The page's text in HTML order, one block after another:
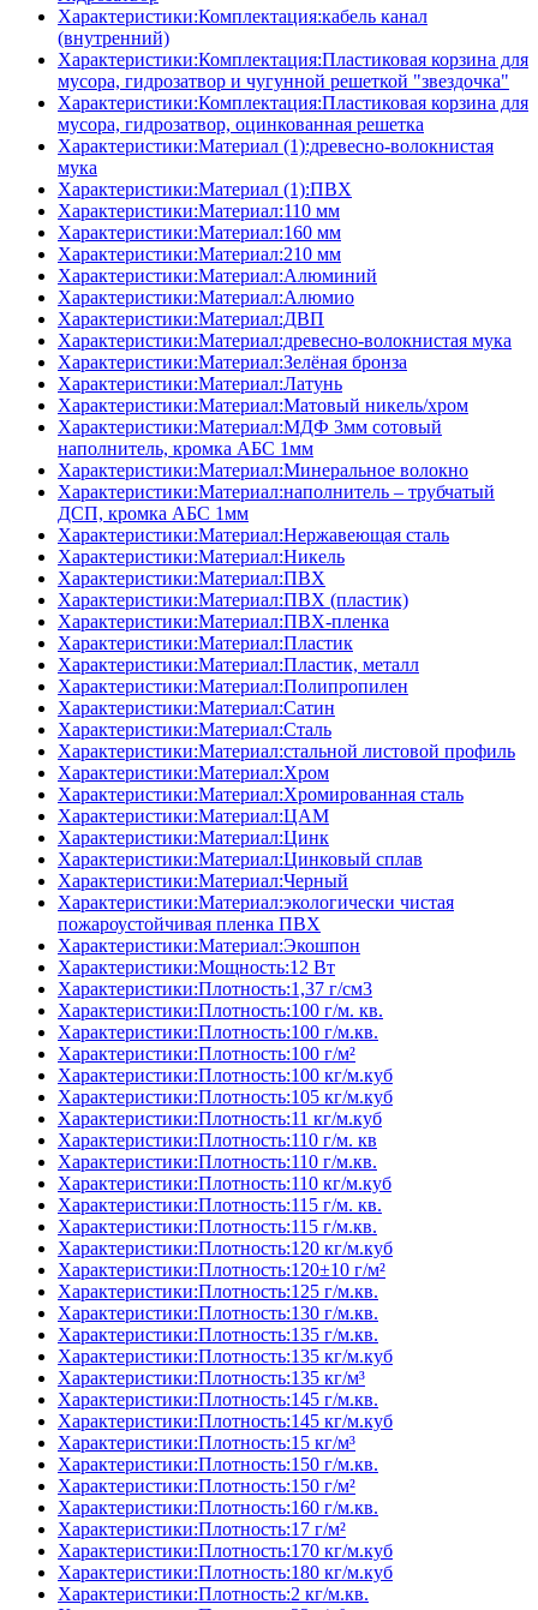
Характеристики:Комплектация:кабель канал
(внутренний)
Характеристики:Комплектация:Пластиковая корзина для
мусора, гидрозатвор и чугунной решеткой "звездочка"
Характеристики:Комплектация:Пластиковая корзина для
мусора, гидрозатвор, оцинкованная решетка
Характеристики:Материал (1):древесно-волокнистая
мука
Характеристики:Материал (1):ПВХ
Характеристики:Материал:110 мм
Характеристики:Материал:160 мм
Характеристики:Материал:210 мм
Характеристики:Материал:Алюминий
Характеристики:Материал:Алюмио
Характеристики:Материал:ДВП
Характеристики:Материал:древесно-волокнистая мука
Характеристики:Материал:Зелёная бронза
Характеристики:Материал:Латунь
Характеристики:Материал:Матовый никель/хром
Характеристики:Материал:МДФ 3мм сотовый
наполнитель, кромка AБC 1мм
Характеристики:Материал:Минеральное волокно
Характеристики:Материал:наполнитель – трубчатый
ДСП, кромка AБC 1мм
Характеристики:Материал:Нержавеющая сталь
Характеристики:Материал:Никель
Характеристики:Материал:ПВХ
Характеристики:Материал:ПВХ (пластик)
Характеристики:Материал:ПВХ-пленка
Характеристики:Материал:Пластик
Характеристики:Материал:Пластик, металл
Характеристики:Материал:Полипропилен
Характеристики:Материал:Сатин
Характеристики:Материал:Сталь
Характеристики:Материал:стальной листовой профиль
Характеристики:Материал:Хром
Характеристики:Материал:Хромированная сталь
Характеристики:Материал:ЦАМ
Характеристики:Материал:Цинк
Характеристики:Материал:Цинковый сплав
Характеристики:Материал:Черный
Характеристики:Материал:экологически чистая
пожароустойчивая пленка ПВХ
Характеристики:Материал:Экошпон
Характеристики:Мощность:12 Вт
Характеристики:Плотность:1,37 г/см3
Характеристики:Плотность:100 г/м. кв.
Характеристики:Плотность:100 г/м.кв.
Характеристики:Плотность:100 г/м²
Характеристики:Плотность:100 кг/м.куб
Характеристики:Плотность:105 кг/м.куб
Характеристики:Плотность:11 кг/м.куб
Характеристики:Плотность:110 г/м. кв
Характеристики:Плотность:110 г/м.кв.
Характеристики:Плотность:110 кг/м.куб
Характеристики:Плотность:115 г/м. кв.
Характеристики:Плотность:115 г/м.кв.
Характеристики:Плотность:120 кг/м.куб
Характеристики:Плотность:120±10 г/м²
Характеристики:Плотность:125 г/м.кв.
Характеристики:Плотность:130 г/м.кв.
Характеристики:Плотность:135 г/м.кв.
Характеристики:Плотность:135 кг/м.куб
Характеристики:Плотность:135 кг/м³
Характеристики:Плотность:145 г/м.кв.
Характеристики:Плотность:145 кг/м.куб
Характеристики:Плотность:15 кг/м³
Характеристики:Плотность:150 г/м.кв.
Характеристики:Плотность:150 г/м²
Характеристики:Плотность:160 г/м.кв.
Характеристики:Плотность:17 г/м²
Характеристики:Плотность:170 кг/м.куб
Характеристики:Плотность:180 кг/м.куб
Характеристики:Плотность:2 кг/м.кв.